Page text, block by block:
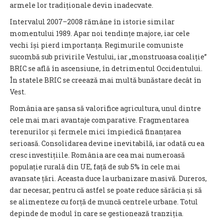
armele lor tradiționale devin inadecvate.
Intervalul 2007–2008 rămâne în istorie similar
momentului 1989. Apar noi tendințe majore, iar cele
vechi își pierd importanța. Regimurile comuniste
sucombă sub privirile Vestului, iar „monstruoasa coaliție”
BRIC se află în ascensiune, în detrimentul Occidentului.
În statele BRIC se creează mai multă bunăstare decât în
Vest.
România are șansa să valorifice agricultura, unul dintre
cele mai mari avantaje comparative. Fragmentarea
terenurilor și fermele mici împiedică finanțarea
serioasă. Consolidarea devine inevitabilă, iar odată cu ea
cresc investițiile. România are cea mai numeroasă
populație rurală din UE, față de sub 5% în cele mai
avansate țări. Aceasta duce la urbanizare masivă. Dureros,
dar necesar, pentru că astfel se poate reduce sărăcia și să
se alimenteze cu forță de muncă centrele urbane. Totul
depinde de modul în care se gestionează tranziția.